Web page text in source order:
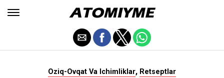
Oziq-Ovqat Va Ichimliklar, Retseptlar